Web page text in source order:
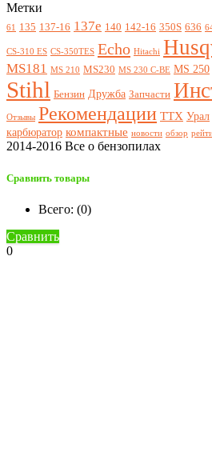
Метки
61 135 137-16 137e 140 142-16 350S 636
CS-310 ES CS-350TES Echo Hitachi
MS181 MS 210 MS230 MS 230 C-BE MS 250
Stihl Бензин Дружба Запчасти
Отзывы Рекомендации ТТХ Урал
карбюратор компактные новости обзор
2014-2016 Все о бензопилах
Сравнить товары
Всего: (0)
Сравнить
0